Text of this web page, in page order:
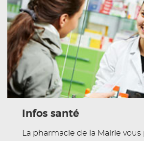
Infos santé
La pharmacie de la Mairie vous